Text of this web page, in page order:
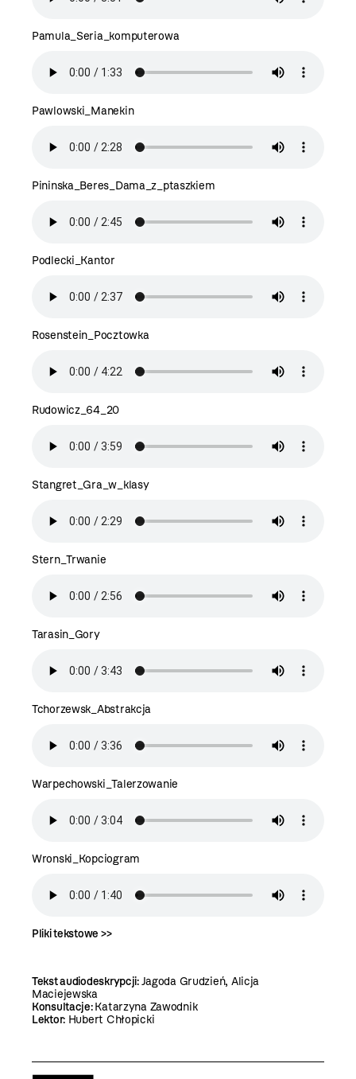
Pamula_Seria_komputerowa
Pawlowski_Manekin
Pininska_Beres_Dama_z_ptaszkiem
Podlecki_Kantor
Rosenstein_Pocztowka
Rudowicz_64_20
Stangret_Gra_w_klasy
Stern_Trwanie
Tarasin_Gory
Tchorzewsk_Abstrakcja
Warpechowski_Talerzowanie
Wronski_Kopciogram
Pliki tekstowe >>
Tekst audiodeskrypcji:Jagoda Grudzień, Alicja
Maciejewska
Konsultacje:Katarzyna Zawodnik
Lektor: Hubert Chłopicki